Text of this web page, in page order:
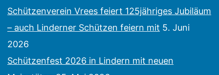
Schützenverein Vrees feiert 125jähriges Jubiläum
– auch Linderner Schützen feiern mit 5. Juni
2026
Schützenfest 2026 in Lindern mit neuen